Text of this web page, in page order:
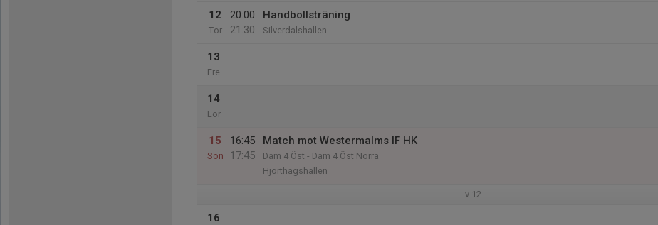
12
Tor
20:00
21:30
Handbollsträning
Silverdalshallen
13
Fre
14
Lör
15
Sön
16:45
17:45
Match mot Westermalms IF HK
Dam 4 Öst - Dam 4 Öst Norra
Hjorthagshallen
v.12
16